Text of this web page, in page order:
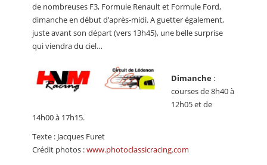
de nombreuses F3, Formule Renault et Formule Ford,
dimanche en début d’après-midi. A guetter également,
juste avant son départ (vers 13h45), une belle surprise
qui viendra du ciel…
Dimanche :
courses de 8h40 à
12h05 et de
14h00 à 17h15.
Texte : Jacques Furet
Crédit photos :www.photoclassicracing.com